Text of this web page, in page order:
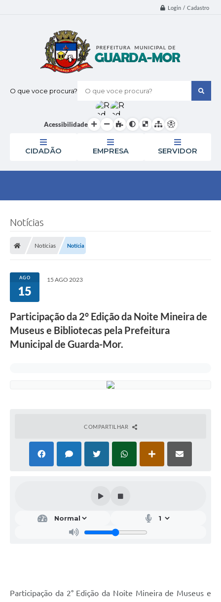
Login / Cadastro
O que voce procura?
Acessibilidade
CIDADÃO EMPRESA SERVIDOR
Notícias
Notícias Notícia
AGO
15
15 AGO 2023
Participação da 2° Edição da Noite Mineira de
Museus e Bibliotecas pela Prefeitura
Municipal de Guarda-Mor.
COMPARTILHAR
Participação da 2° Edição da Noite Mineira de Museus e